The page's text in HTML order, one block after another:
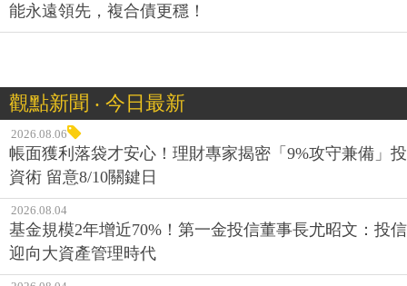
能永遠領先，複合債更穩！
觀點新聞 ‧ 今日最新
2026.08.06
帳面獲利落袋才安心！理財專家揭密「9%攻守兼備」投
資術 留意8/10關鍵日
2026.08.04
基金規模2年增近70%！第一金投信董事長尤昭文：投信
迎向大資產管理時代